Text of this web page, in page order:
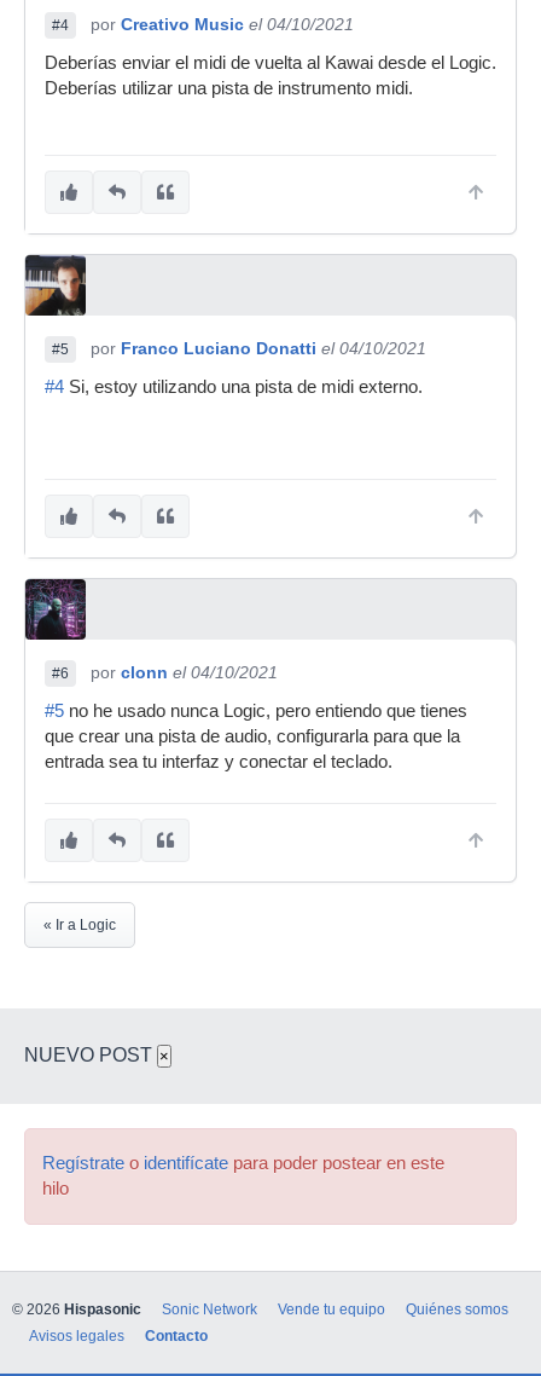
#4 por Creativo Music el 04/10/2021
Deberías enviar el midi de vuelta al Kawai desde el Logic.
Deberías utilizar una pista de instrumento midi.
#5 por Franco Luciano Donatti el 04/10/2021
#4 Si, estoy utilizando una pista de midi externo.
#6 por clonn el 04/10/2021
#5 no he usado nunca Logic, pero entiendo que tienes
que crear una pista de audio, configurarla para que la
entrada sea tu interfaz y conectar el teclado.
« Ir a Logic
NUEVO POST ×
Regístrate o identifícate para poder postear en este
hilo
© 2026 Hispasonic Sonic Network Vende tu equipo
Quiénes somos
Avisos legales
Contacto